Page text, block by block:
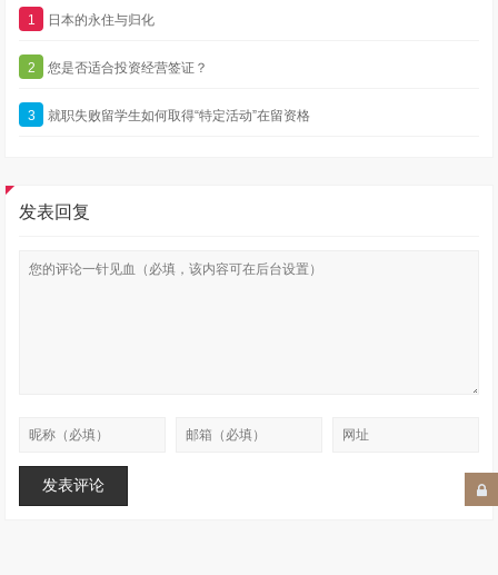
1 日本的永住与归化
2 您是否适合投资经营签证？
3 就职失败留学生如何取得“特定活动”在留资格
发表回复